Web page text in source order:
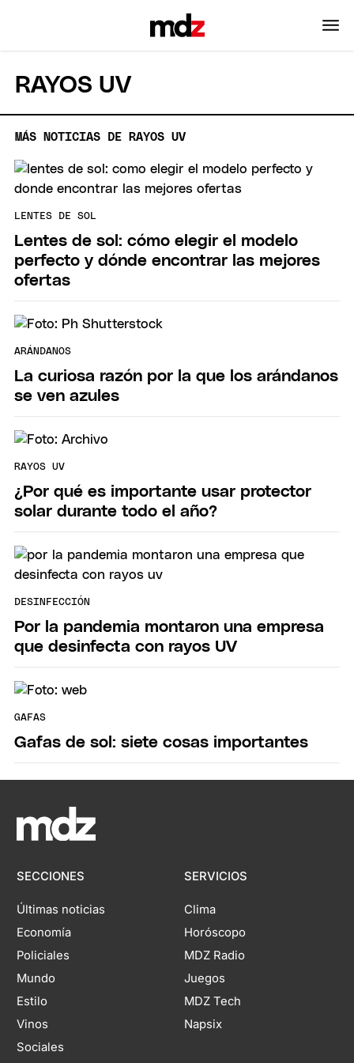
RAYOS UV
MÁS NOTICIAS DE RAYOS UV
LENTES DE SOL
Lentes de sol: cómo elegir el modelo
perfecto y dónde encontrar las mejores
ofertas
ARÁNDANOS
La curiosa razón por la que los arándanos
se ven azules
RAYOS UV
¿Por qué es importante usar protector
solar durante todo el año?
DESINFECCIÓN
Por la pandemia montaron una empresa
que desinfecta con rayos UV
GAFAS
Gafas de sol: siete cosas importantes
SECCIONES
Últimas noticias
Economía
Policiales
Mundo
Estilo
Vinos
Sociales
SERVICIOS
Clima
Horóscopo
MDZ Radio
Juegos
MDZ Tech
Napsix